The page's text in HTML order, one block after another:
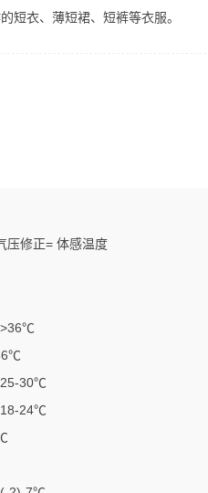
短衣、薄短裙、短裤等衣服。
压修正= 体感温度
>36℃
25-30℃
18-24℃